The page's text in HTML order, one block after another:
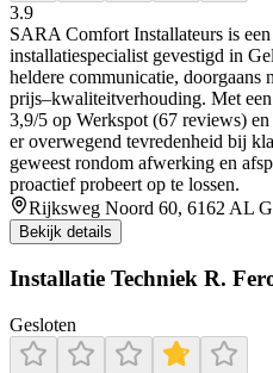
3.9
SARA Comfort Installateurs is
installatiespecialist gevestigd in
heldere communicatie, doorgaans
prijs–kwaliteitverhouding. Met
3,9/5 op Werkspot (67 reviews)
er overwegend tevredenheid bij
geweest rondom afwerking en
proactief probeert op te lossen.
Rijksweg Noord 60, 6162 AL
Bekijk details
Installatie Techniek R.
Gesloten